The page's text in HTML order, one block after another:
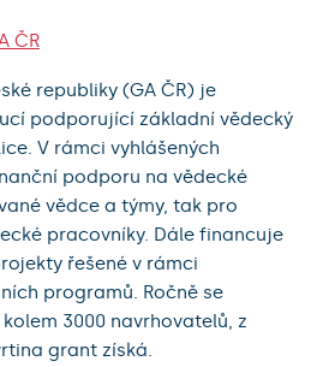
ČR
republiky (GA ČR) je
podporující základní vědecký
V rámci vyhlášených
podporu na vědecké
vědce a týmy, tak pro
pracovníky. Dále financuje
řešené v rámci
programů. Ročně se
3000 navrhovatelů, z
grant získá.